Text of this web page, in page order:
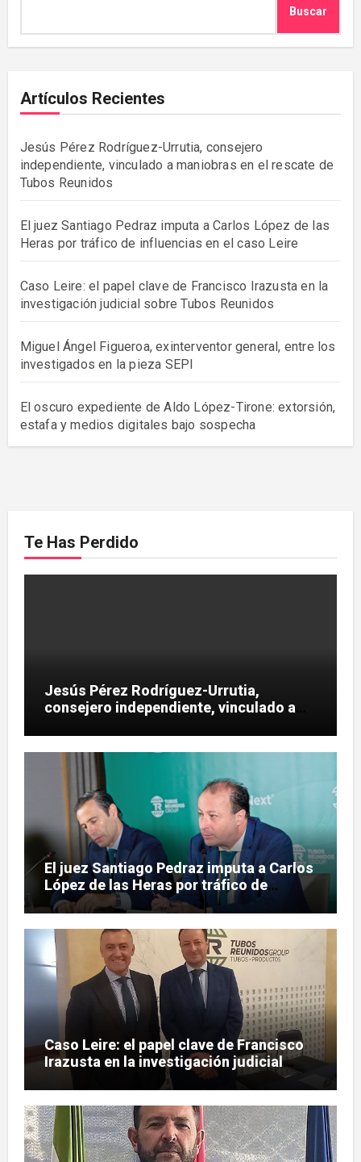
Buscar
Artículos Recientes
Jesús Pérez Rodríguez-Urrutia, consejero
independiente, vinculado a maniobras en el rescate de
Tubos Reunidos
El juez Santiago Pedraz imputa a Carlos López de las
Heras por tráfico de influencias en el caso Leire
Caso Leire: el papel clave de Francisco Irazusta en la
investigación judicial sobre Tubos Reunidos
Miguel Ángel Figueroa, exinterventor general, entre los
investigados en la pieza SEPI
El oscuro expediente de Aldo López-Tirone: extorsión,
estafa y medios digitales bajo sospecha
Te Has Perdido
Jesús Pérez Rodríguez-Urrutia,
consejero independiente, vinculado a
Reunidos
El juez Santiago Pedraz imputa a Carlos
López de las Heras por tráfico de
influencias en el caso Leire
Caso Leire: el papel clave de Francisco
Irazusta en la investigación judicial
sobre Tubos Reunidos